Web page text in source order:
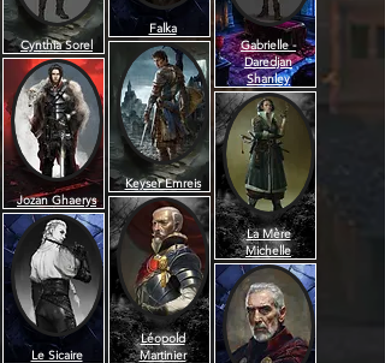
Cynthia Sorel
Jozan Ghaerys
Le Sicaire
Falka
Keyser Emreis
Léopold
Martinier
Gabrielle -
Daredjan
Shanley
La Mère
Michelle